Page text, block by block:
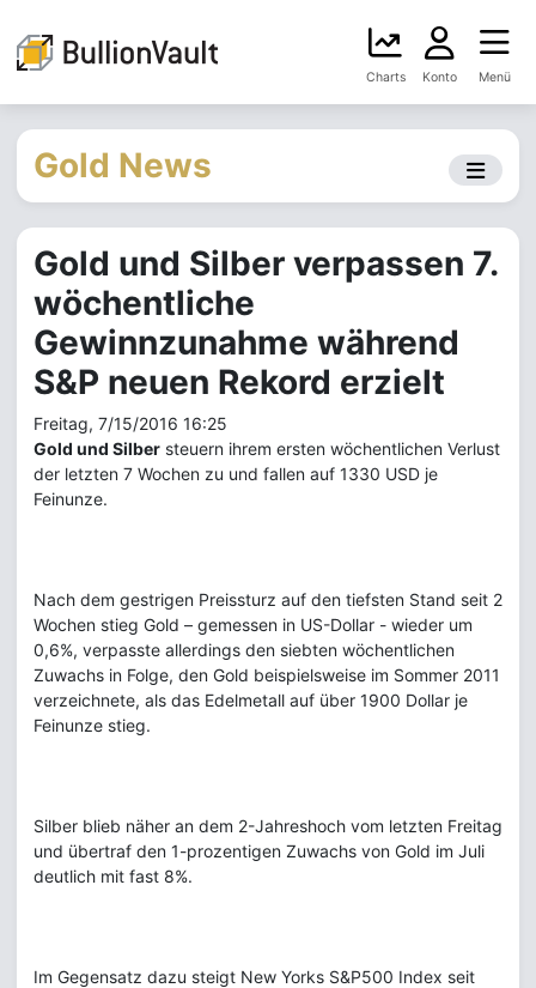
Charts Konto Menü
Gold News
Gold und Silber verpassen 7.
wöchentliche
Gewinnzunahme während
S&P neuen Rekord erzielt
Freitag, 7/15/2016 16:25
Gold und Silber steuern ihrem ersten wöchentlichen Verlust
der letzten 7 Wochen zu und fallen auf 1330 USD je
Feinunze.
Nach dem gestrigen Preissturz auf den tiefsten Stand seit 2
Wochen stieg Gold – gemessen in US-Dollar - wieder um
0,6%, verpasste allerdings den siebten wöchentlichen
Zuwachs in Folge, den Gold beispielsweise im Sommer 2011
verzeichnete, als das Edelmetall auf über 1900 Dollar je
Feinunze stieg.
Silber blieb näher an dem 2-Jahreshoch vom letzten Freitag
und übertraf den 1-prozentigen Zuwachs von Gold im Juli
deutlich mit fast 8%.
Im Gegensatz dazu steigt New Yorks S&P500 Index seit